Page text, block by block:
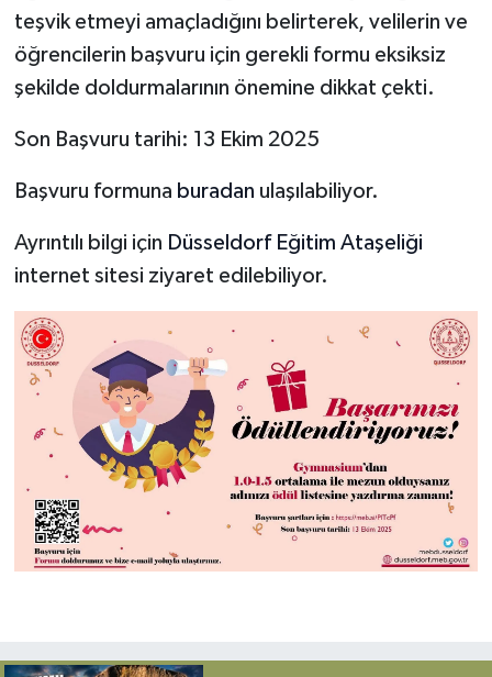
teşvik etmeyi amaçladığını belirterek, velilerin ve
öğrencilerin başvuru için gerekli formu eksiksiz
şekilde doldurmalarının önemine dikkat çekti.
Son Başvuru tarihi: 13 Ekim 2025
Başvuru formuna buradan ulaşılabiliyor.
Ayrıntılı bilgi için Düsseldorf Eğitim Ataşeliği
internet sitesi ziyaret edilebiliyor.